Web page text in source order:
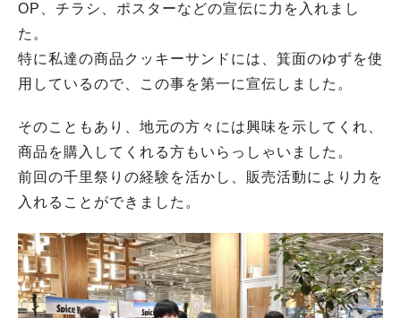
OP、チラシ、ポスターなどの宣伝に力を入れまし
た。
特に私達の商品クッキーサンドには、箕面のゆずを使
用しているので、この事を第一に宣伝しました。
そのこともあり、地元の方々には興味を示してくれ、
商品を購入してくれる方もいらっしゃいました。
前回の千里祭りの経験を活かし、販売活動により力を
入れることができました。